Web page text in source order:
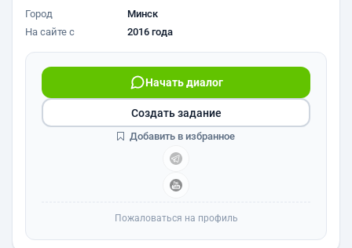
Город
Минск
На сайте с
2016 года
Начать диалог
Создать задание
Добавить в избранное
Пожаловаться на профиль